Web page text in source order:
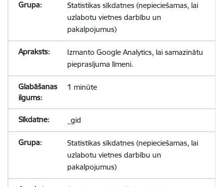
Statistikas sīkdatnes (nepieciešamas, lai
uzlabotu vietnes darbību un
pakalpojumus)
Izmanto Google Analytics, lai samazinātu
pieprasījuma līmeni.
1 minūte
_gid
Statistikas sīkdatnes (nepieciešamas, lai
uzlabotu vietnes darbību un
pakalpojumus)